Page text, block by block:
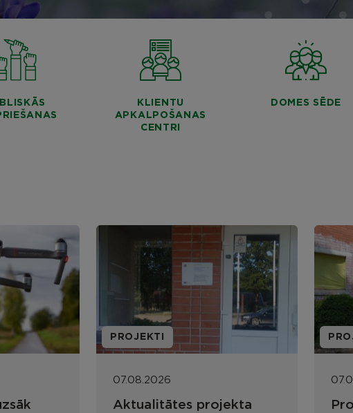
KLIENTU
APKALPOŠANAS
CENTRI
DOMES SĒDE
PROJEKTI
07.08.2026
Aktualitātes projekta